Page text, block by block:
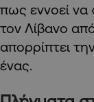
πως εννοεί να
τον Λίβανο
απορρίπτει
ένας.